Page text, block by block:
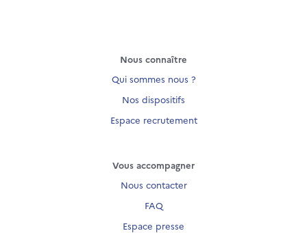
Nous connaître
Qui sommes nous ?
Nos dispositifs
Espace recrutement
Vous accompagner
Nous contacter
FAQ
Espace presse